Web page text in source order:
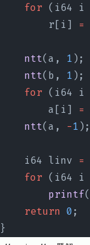
    for
(i64 i
        r[i]
=
    ntt
(a, 1);
    ntt
(b, 1);
    for
(i64 i
        a[i]
=
    ntt
(a, -1);
    i64 linv
=
    for
(i64 i
        printf
(
    return
0 ;
}